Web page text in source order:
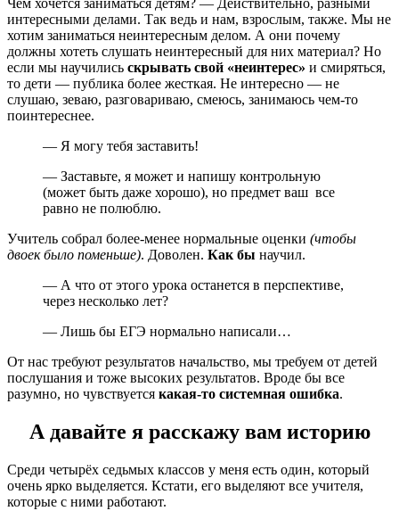
Чем хочется заниматься детям? — Действительно, разными
интересными делами. Так ведь и нам, взрослым, также. Мы не
хотим заниматься неинтересным делом. А они почему
должны хотеть слушать неинтересный для них материал? Но
если мы научились скрывать свой «неинтерес» и смиряться,
то дети — публика более жесткая. Не интересно — не
слушаю, зеваю, разговариваю, смеюсь, занимаюсь чем-то
поинтереснее.
— Я могу тебя заставить!
— Заставьте, я может и напишу контрольную
(может быть даже хорошо), но предмет ваш все
равно не полюблю.
Учитель собрал более-менее нормальные оценки (чтобы
двоек было поменьше). Доволен. Как бы научил.
— А что от этого урока останется в перспективе,
через несколько лет?
— Лишь бы ЕГЭ нормально написали…
От нас требуют результатов начальство, мы требуем от детей
послушания и тоже высоких результатов. Вроде бы все
разумно, но чувствуется какая-то системная ошибка.
А давайте я расскажу вам историю
Среди четырёх седьмых классов у меня есть один, который
очень ярко выделяется. Кстати, его выделяют все учителя,
которые с ними работают.